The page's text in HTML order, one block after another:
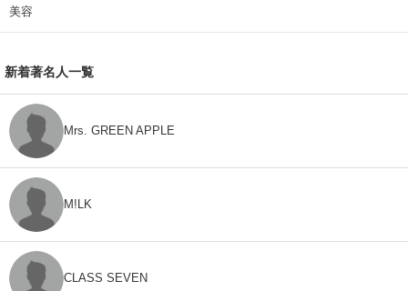
美容
新着著名人一覧
Mrs. GREEN APPLE
M!LK
CLASS SEVEN